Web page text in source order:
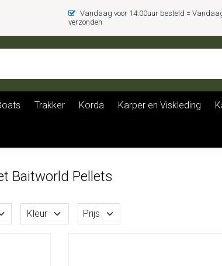
Vandaag voor 14:00uur besteld =
verzonden
Trakker Korda Karper en Viskleding
Baitworld Pellets
Kleur Prijs